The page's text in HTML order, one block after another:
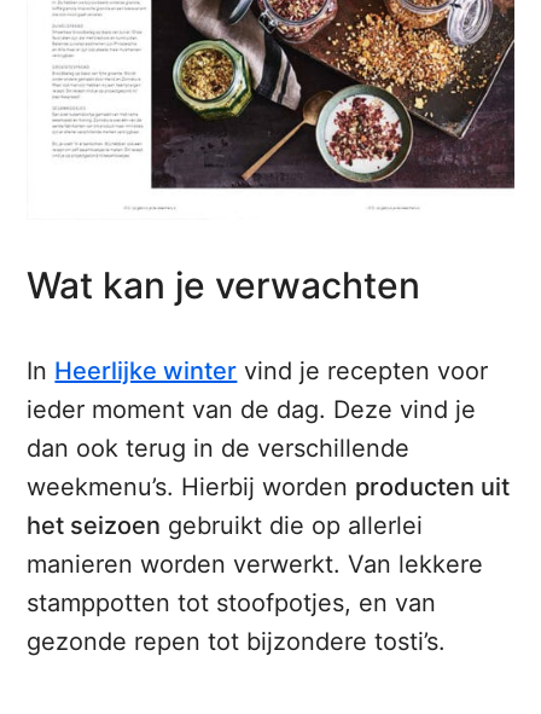
Wat kan je verwachten
In Heerlijke winter vind je recepten voor
ieder moment van de dag. Deze vind je
dan ook terug in de verschillende
weekmenu’s. Hierbij worden producten uit
het seizoen gebruikt die op allerlei
manieren worden verwerkt. Van lekkere
stamppotten tot stoofpotjes, en van
gezonde repen tot bijzondere tosti’s.